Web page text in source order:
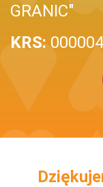
GRANIC"
KRS: